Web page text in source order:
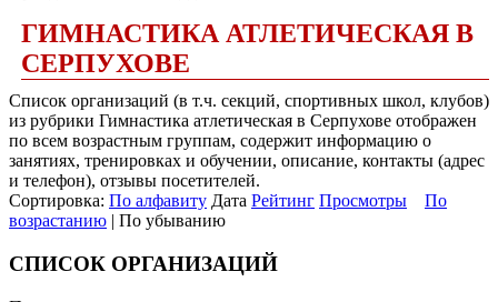
ГИМНАСТИКА АТЛЕТИЧЕСКАЯ В
СЕРПУХОВЕ
Список организаций (в т.ч. секций, спортивных школ, клубов)
из рубрики Гимнастика атлетическая в Серпухове отображен
по всем возрастным группам, содержит информацию о
занятиях, тренировках и обучении, описание, контакты (адрес
и телефон), отзывы посетителей.
Сортировка: По алфавиту Дата Рейтинг Просмотры
По
возрастанию | По убыванию
СПИСОК ОРГАНИЗАЦИЙ